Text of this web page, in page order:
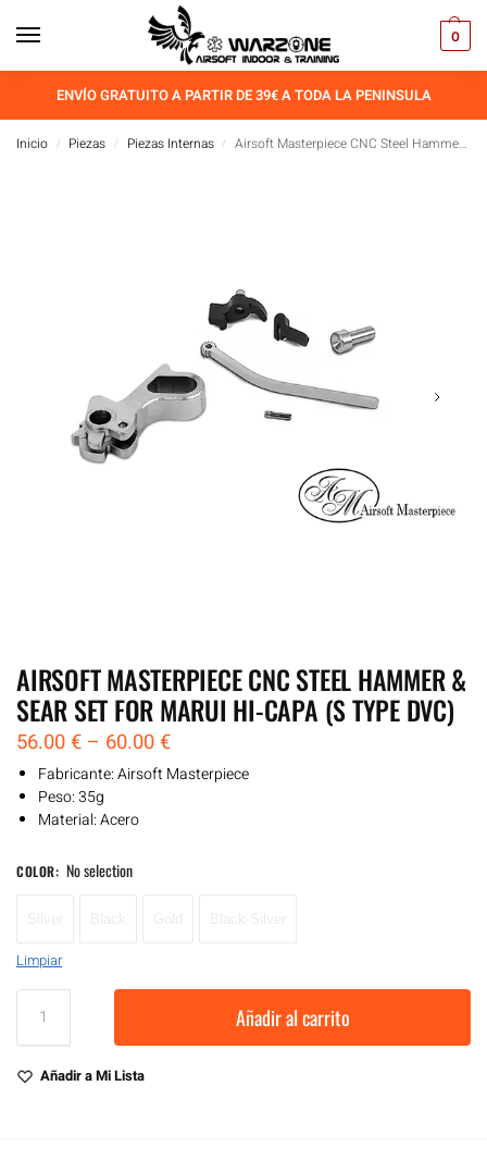
0
ENVÍO GRATUITO A PARTIR DE 39€ A TODA LA PENINSULA
Inicio / Piezas / Piezas Internas / Airsoft Masterpiece CNC Steel Hammer & Sear Set for Marui Hi-CAPA (S Type DVC)
AIRSOFT MASTERPIECE CNC STEEL HAMMER &
SEAR SET FOR MARUI HI-CAPA (S TYPE DVC)
56.00€ – 60.00€
Fabricante: Airsoft Masterpiece
Peso: 35g
Material: Acero
COLOR: No selection
Limpiar
Añadir al carrito
Añadir a Mi Lista